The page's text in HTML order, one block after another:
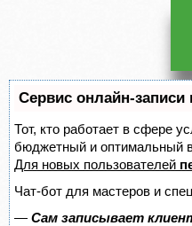
Сервис онлайн-записи
Тот, кто работает в сфере
бюджетный и оптимальный
Для новых пользователей
Чат-бот для мастеров и
— Сам записывает